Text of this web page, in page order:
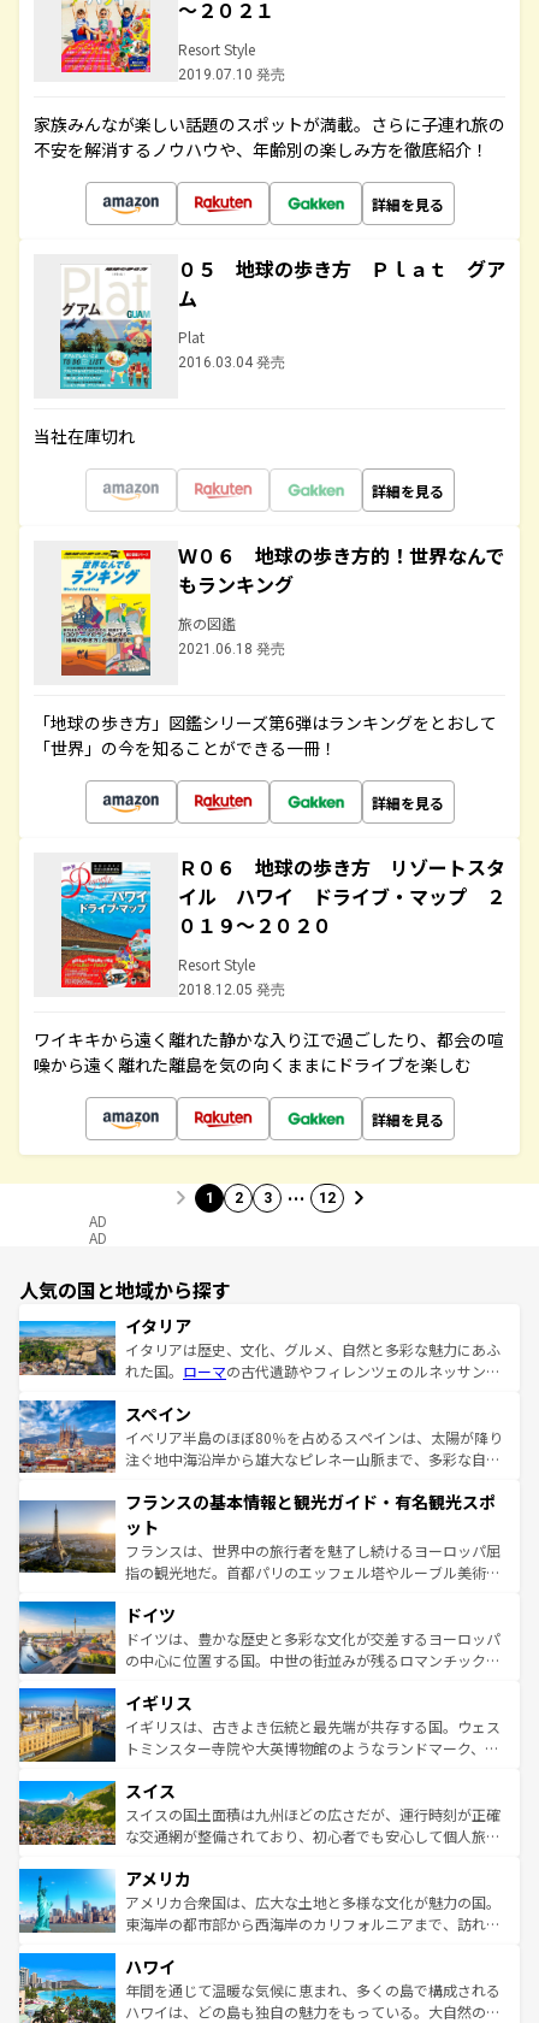
～２０２１
Resort Style
2019.07.10 発売
家族みんなが楽しい話題のスポットが満載。さらに子連れ旅の
不安を解消するノウハウや、年齢別の楽しみ方を徹底紹介！
詳細を見る
０５ 地球の歩き方 Ｐｌａｔ グア
ム
Plat
2016.03.04 発売
当社在庫切れ
詳細を見る
Ｗ０６ 地球の歩き方的！世界なんで
もランキング
旅の図鑑
2021.06.18 発売
「地球の歩き方」図鑑シリーズ第6弾はランキングをとおして
「世界」の今を知ることができる一冊！
詳細を見る
Ｒ０６ 地球の歩き方 リゾートスタ
イル ハワイ ドライブ・マップ ２
０１９～２０２０
Resort Style
2018.12.05 発売
ワイキキから遠く離れた静かな入り江で過ごしたり、都会の喧
噪から遠く離れた離島を気の向くままにドライブを楽しむ
詳細を見る
1 2 3 … 12
AD
AD
人気の国と地域から探す
イタリア
イタリアは歴史、文化、グルメ、自然と多彩な魅力にあふ
れた国。 ローマの古代遺跡やフィレンツェのルネッサンス
ろん、トスカーナの美しい田園風景やアマルフィ海岸の絶
景など、自然景観も見逃せない。観光の合間には、本場の
ピザやパスタなど、絶品のイタリア料理を堪能することも
ませてくれるイタリアで、忘れられない旅をしてみよう！
なお、新着のイタリア情報は
しい。
スペイン
イベリア半島のほぼ80％を占めるスペインは、太陽が降り
注ぐ地中海沿岸から雄大なピレネー山脈まで、多彩な自然
文化が根付くこの国では、情熱的なフラメンコ、熱気あふ
れる闘牛、そして美味しいタパスが生活の一部となってい
る。首都マドリードの洗練された雰囲気や、バルセロナの
アートに溢れた街角から、地方では古代ローマ遺跡や中世
せる。地方によって風土や気候が異なるスペインはその個
性で訪れる人を魅了する。 なお、新着のスペイン情報は コ
ンテンツ一覧を参照してほしい。
フランスの基本情報と観光ガイド・有名観光スポ
ット
フランスは、世界中の旅行者を魅了し続けるヨーロッパ屈
指の観光地だ。首都パリのエッフェル塔やルーブル美術館
で、幅広い魅力が詰まっている。華麗な宮殿、歴史的な大
聖堂、美しいビーチ、そして豊かな自然が、訪れる者を心
から魅了する。また、フランスは美食の国としても知ら
いる。シャンパンの発祥地であるランス、プロヴァンスの
香り高いラベンダー畑など、多彩な楽しみ方が可能だ。さ
らに、パリ以外の地域にも魅力が溢れており、どの街角に
れる地方に足を運ぶとそれぞれで全く異なる文化を体験で
きるだろう。 なお、新着のフランス情報はコンテンツ一覧
を参照してほしい。
ドイツ
ドイツは、豊かな歴史と多彩な文化が交差するヨーロッパ
の中心に位置する国。中世の街並みが残るロマンチック街
顔を持つこの国は、どこを歩いても飽きることがない。ベ
ルリンの文化的活気、バイエルン州のアルプスの絶景、そ
してライン川沿いのワイン畑といった風景は必見。ビール
は、お酒好きな人にはぜひ体験してほしい。 なお、新着の
ドイツ情報はコンテンツ一覧を参照してほしい。
イギリス
イギリスは、古きよき伝統と最先端が共存する国。ウェス
トミンスター寺院や大英博物館のようなランドマーク、歴
リアごとに異なる魅力がある。また、優雅なアフタヌーン
ティー、ビール好きにはたまらない英国パブ、サッカー観
戦など、本場だからこそできる体験も豊富。イギリスを旅
ンツ一覧を参照してほしい。
スイス
スイスの国土面積は九州ほどの広さだが、運行時刻が正確
な交通網が整備されており、初心者でも安心して個人旅行
の建物がそのまま残る町や、スイスならではのユニークな
博物館もあり、アルプス観光だけでなく町歩きも満喫する
ことができる。国民の所得が高いため物価も高いが、旅行
ば市内交通費無料で観光を楽しむこともできる。 なお、新
着のスイス情報はコンテンツ一覧 を参照してほしい。
アメリカ
アメリカ合衆国は、広大な土地と多様な文化が魅力の国。
東海岸の都市部から西海岸のカリフォルニアまで、訪れる
のような巨大都市は、観光、ショッピング、エンターテイ
ンメントが詰まった刺激的なスポットだ。一方、アメリカ
西部には大自然が広がり、グランドキャニオンやイエロー
ハワイ
年間を通じて温暖な気候に恵まれ、多くの島で構成される
ハワイは、どの島も独自の魅力をもっている。大自然の神